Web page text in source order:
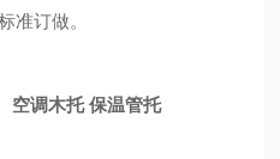
准订做。
空调木托 保温管托